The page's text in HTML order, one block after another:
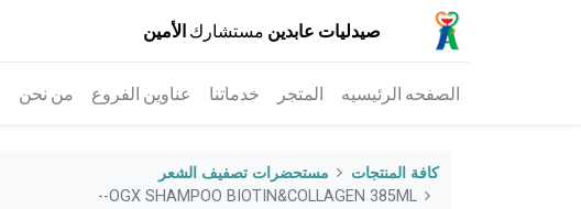
صيدليات عابدين مستشارك الأمين
الصفحه الرئيسيه المتجر خدماتنا عناوين الفروع من نحن
كافة المنتجات
مستحضرات تصفيف الشعر
OGX SHAMPOO BIOTIN&COLLAGEN 385ML--